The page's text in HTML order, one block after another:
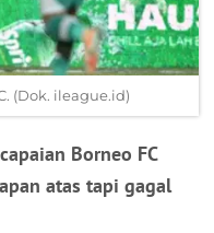
(Dok. ileague.id)
Borneo FC
atas tapi gagal